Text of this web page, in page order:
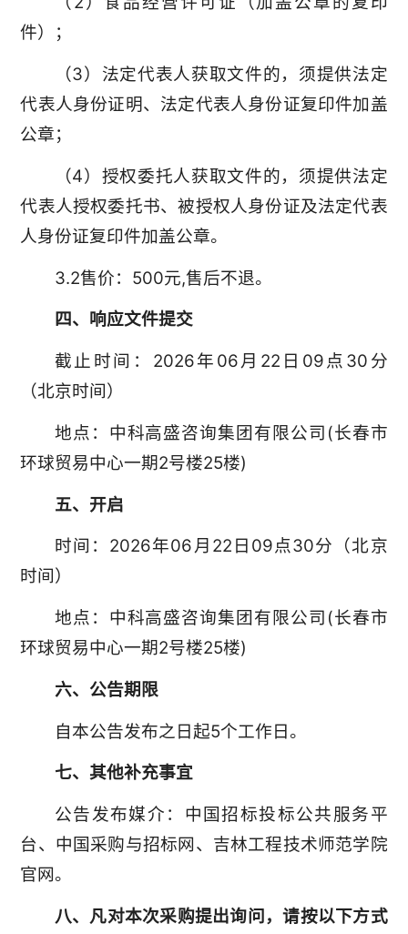
件）；
（3）法定代表人获取文件的，须提供法定
代表人身份证明、法定代表人身份证复印件加盖
公章；
（4）授权委托人获取文件的，须提供法定
代表人授权委托书、被授权人身份证及法定代表
人身份证复印件加盖公章。
3.2售价：500元,售后不退。
四、响应文件提交
截止时间：2026年06月22日09点30分
（北京时间）
地点：中科高盛咨询集团有限公司(长春市
环球贸易中心一期2号楼25楼)
五、开启
时间：2026年06月22日09点30分（北京
时间）
地点：中科高盛咨询集团有限公司(长春市
环球贸易中心一期2号楼25楼)
六、公告期限
自本公告发布之日起5个工作日。
七、其他补充事宜
公告发布媒介：中国招标投标公共服务平
台、中国采购与招标网、吉林工程技术师范学院
官网。
八、凡对本次采购提出询问，请按以下方式